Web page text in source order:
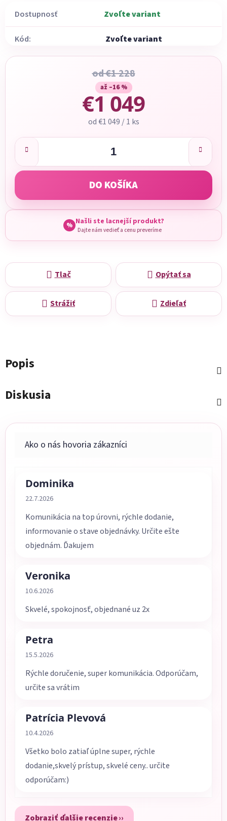
Dostupnosť Zvoľte variant
Kód: Zvoľte variant
od €1 228
až –16 %
€1 049
Jednotková cena:
od €1 049 / 1 ks
DO KOŠÍKA
% Našli ste lacnejší produkt?
Dajte nám vedieť a cenu preveríme
Tlač Opýtať sa
Strážiť Zdieľať
Popis
Diskusia
Dominika
Hodnotenie obchodu je 5 z 5 hviezdičiek.
22.7.2026
Komunikácia na top úrovni, rýchle dodanie,
informovanie o stave objednávky. Určite ešte
objednám. Ďakujem
Veronika
Hodnotenie obchodu je 5 z 5 hviezdičiek.
10.6.2026
Skvelé, spokojnosť, objednané uz 2x
Petra
Hodnotenie obchodu je 5 z 5 hviezdičiek.
15.5.2026
Rýchle doručenie, super komunikácia. Odporúčam,
určite sa vrátim
Patrícia Plevová
Hodnotenie obchodu je 5 z 5 hviezdičiek.
10.4.2026
Všetko bolo zatiaľ úplne super, rýchle
dodanie,skvelý prístup, skvelé ceny.. určite
odporúčam:)
Zobraziť ďalšie recenzie